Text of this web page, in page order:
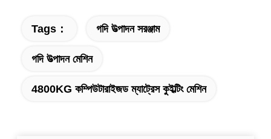
Tags： গদি উত্পাদন সরঞ্জাম
গদি উত্পাদন মেশিন
4800KG কম্পিউটারাইজড ম্যাট্রেস কুইল্টিং মেশিন